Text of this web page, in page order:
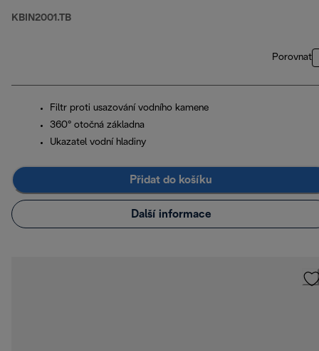
KBIN2001.TB
Porovnat
Filtr proti usazování vodního kamene
360° otočná základna
Ukazatel vodní hladiny
Přidat do košíku
Další informace